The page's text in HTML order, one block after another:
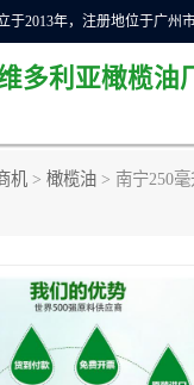
多利亚橄榄油
机 > 橄榄油 > 南宁250